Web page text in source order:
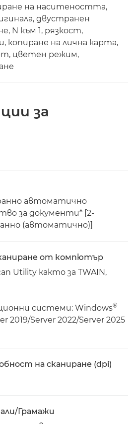
на наситеността,
двустранен
N към 1, рязкост,
копиране на лична карта,
цветен режим,
за
автоматично
за документи* [2-
(автоматично)]
от компютър
Utility както за TWAIN,
системи: Windows®
2019/Server 2022/Server 2025
на сканиране (dpi)
Грамажи